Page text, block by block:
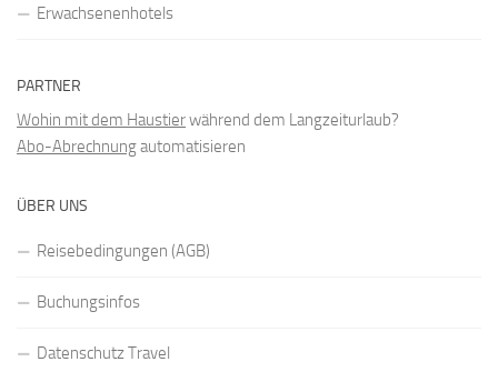
Erwachsenenhotels
PARTNER
Wohin mit dem Haustierwährend dem Langzeiturlaub?
Abo-Abrechnungautomatisieren
ÜBER UNS
Reisebedingungen (AGB)
Buchungsinfos
Datenschutz Travel